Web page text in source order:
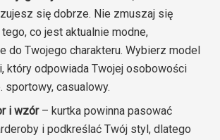
się dobrze. Nie zmuszaj się
co jest aktualnie modne,
do Twojego charakteru. Wybierz model
który odpowiada Twojej osobowości
sportowy, casualowy.
i wzór– kurtka powinna pasować
i podkreślać Twój styl, dlatego